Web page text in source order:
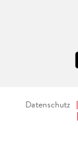
Datenschutz